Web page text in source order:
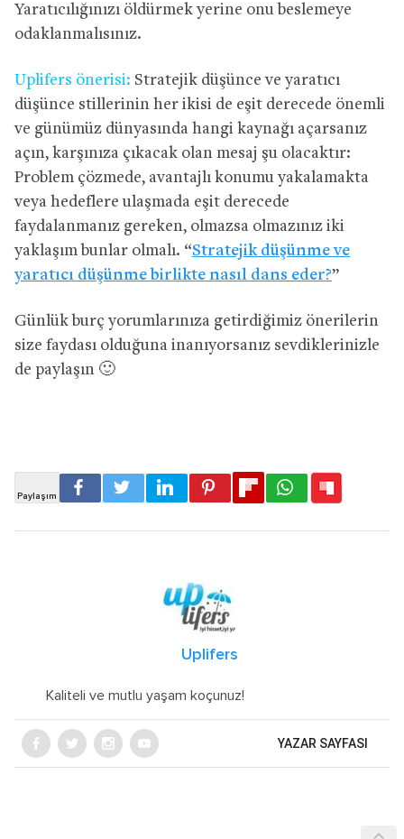
Yaratıcılığınızı öldürmek yerine onu beslemeye
odaklanmalısınız.
Uplifers önerisi: Stratejik düşünce ve yaratıcı
düşünce stillerinin her ikisi de eşit derecede önemli
ve günümüz dünyasında hangi kaynağı açarsanız
açın, karşınıza çıkacak olan mesaj şu olacaktır:
Problem çözmede, avantajlı konumu yakalamakta
veya hedeflere ulaşmada eşit derecede
faydalanmanız gereken, olmazsa olmazınız iki
yaklaşım bunlar olmalı. “Stratejik düşünme ve
yaratıcı düşünme birlikte nasıl dans eder?”
Günlük burç yorumlarınıza getirdiğimiz önerilerin
size faydası olduğuna inanıyorsanız sevdiklerinizle
de paylaşın 🙂
Uplifers
Kaliteli ve mutlu yaşam koçunuz!
YAZAR SAYFASI